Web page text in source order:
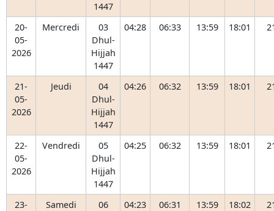
1447
20-
05-
2026
Mercredi
03
Dhul-
Hijjah
1447
04:28 06:33 13:59 18:01
21-
05-
2026
Jeudi
04
Dhul-
Hijjah
1447
04:26 06:32 13:59 18:01
22-
05-
2026
Vendredi
05
Dhul-
Hijjah
1447
04:25 06:32 13:59 18:01
23-
Samedi
06
04:23 06:31 13:59 18:02